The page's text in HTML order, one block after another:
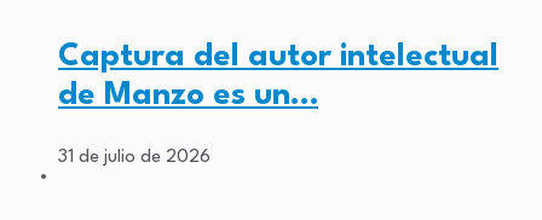
Captura del autor intelectual
de Manzo es un…
31 de julio de 2026